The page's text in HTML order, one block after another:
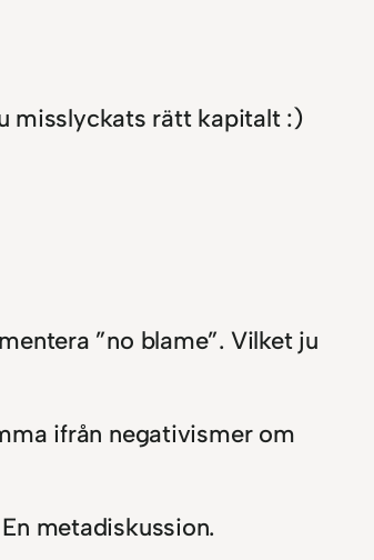
misslyckats rätt kapitalt :)
”no blame”. Vilket ju
ifrån negativismer om
metadiskussion.